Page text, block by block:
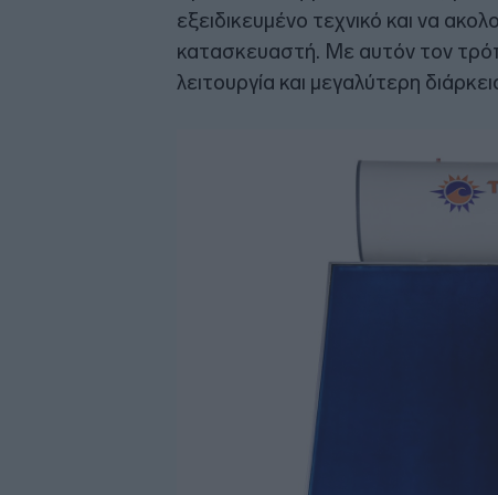
εξειδικευμένο τεχνικό και να
κατασκευαστή. Με αυτόν τον
λειτουργία και μεγαλύτερη